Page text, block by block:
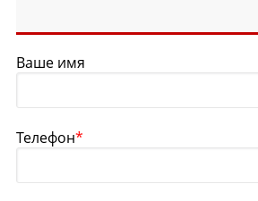
Ваше имя
Телефон*